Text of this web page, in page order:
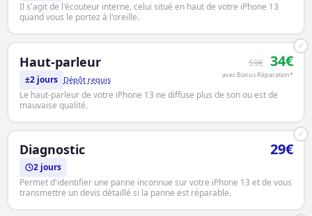
Il s'agit de l'écouteur interne, celui situé en haut de votre iPhone 13
quand vous le portez à l'oreille.
✓
Haut-parleur 59€ 34€
avec Bonus Réparation*
±2 jours Dépôt requis
Le haut-parleur de votre iPhone 13 ne diffuse plus de son ou est de
mauvaise qualité.
✓
Diagnostic 29€
2 jours
Permet d'identifier une panne inconnue sur votre iPhone 13 et de vous
transmettre un devis détaillé si la panne est réparable.